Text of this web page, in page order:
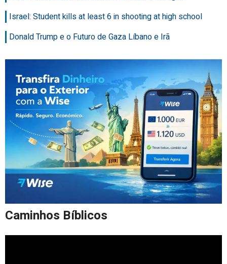
Israel: Student kills at least 6 in shooting at high school
Donald Trump e o Futuro de Gaza Líbano e Irã
Caminhos Bíblicos